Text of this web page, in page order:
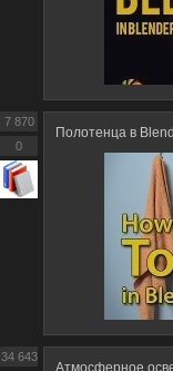
Полотенца в
7 870
0
Атмосферное
34 643